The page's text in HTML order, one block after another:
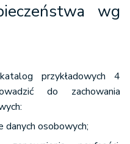
wg
przykładowych 4
do zachowania
danych osobowych;